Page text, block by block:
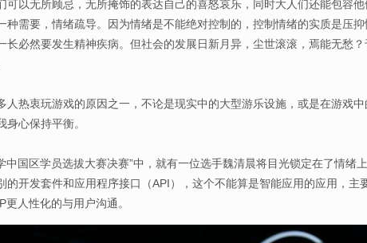
以无所顾忌，无所掩饰的表达自己的喜怒哀乐，同时大人们还能包容他
种需要，情绪疏导。因为情绪是不能绝对控制的，控制情绪的实质是压
长必然要发生精神疾病。但社会的发展日新月异，尘世滚滚，焉能无愁
热衷玩游戏的原因之一，不论是现实中的大型游乐设施，或是在游戏中
心保持平衡。
区学员选拔大赛决赛”中，就有一位选手魏清晨将目光锁定在了情绪上
的开发套件和应用程序接口（API），这个不能算是智能应用的应用，主
人性化的与用户沟通。